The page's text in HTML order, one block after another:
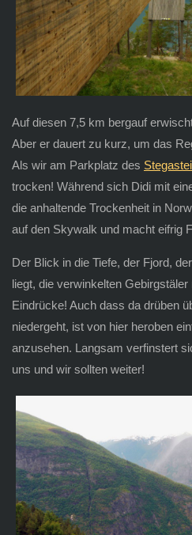
Auf diesen 7,5 km bergauf
Aber er dauert zu kurz, um das
Als wir am Parkplatz des
trocken! Während sich Didi mit
die anhaltende Trockenheit in
auf den Skywalk und macht eifrig
Der Blick in die Tiefe, der Fjord,
liegt, die verwinkelten
Eindrücke! Auch dass da drüben
niedergeht, ist von hier heroben
anzusehen. Langsam verfinstert
uns und wir sollten weiter!